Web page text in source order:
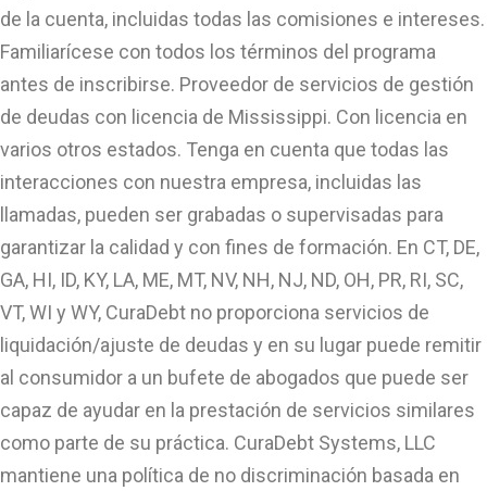
de la cuenta, incluidas todas las comisiones e intereses.
Familiarícese con todos los términos del programa
antes de inscribirse. Proveedor de servicios de gestión
de deudas con licencia de Mississippi. Con licencia en
varios otros estados. Tenga en cuenta que todas las
interacciones con nuestra empresa, incluidas las
llamadas, pueden ser grabadas o supervisadas para
garantizar la calidad y con fines de formación. En CT, DE,
GA, HI, ID, KY, LA, ME, MT, NV, NH, NJ, ND, OH, PR, RI, SC,
VT, WI y WY, CuraDebt no proporciona servicios de
liquidación/ajuste de deudas y en su lugar puede remitir
al consumidor a un bufete de abogados que puede ser
capaz de ayudar en la prestación de servicios similares
como parte de su práctica. CuraDebt Systems, LLC
mantiene una política de no discriminación basada en